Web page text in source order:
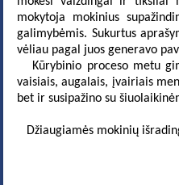
mokytoja mokinius
galimybėmis. Sukurtus
vėliau pagal juos generavo
Kūrybinio proceso metu
vaisiais, augalais, įvairiais
bet ir susipažino su
Džiaugiamės mokinių